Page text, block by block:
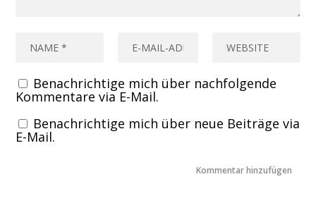
Benachrichtige mich über nachfolgende
Kommentare via E-Mail.
Benachrichtige mich über neue Beiträge via
E-Mail.